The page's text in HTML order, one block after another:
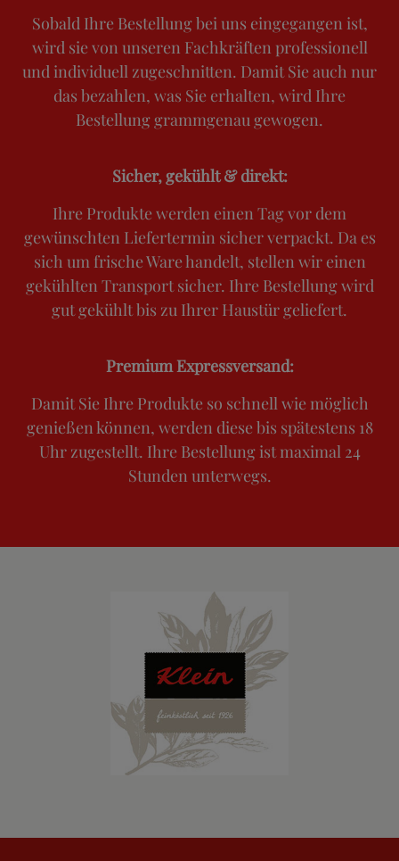
Sobald Ihre Bestellung bei uns eingegangen ist,
wird sie von unseren Fachkräften professionell
und individuell zugeschnitten. Damit Sie auch nur
das bezahlen, was Sie erhalten, wird Ihre
Bestellung grammgenau gewogen.
Sicher, gekühlt & direkt:
Ihre Produkte werden einen Tag vor dem
gewünschten Liefertermin sicher verpackt. Da es
sich um frische Ware handelt, stellen wir einen
gekühlten Transport sicher. Ihre Bestellung wird
gut gekühlt bis zu Ihrer Haustür geliefert.
Premium Expressversand:
Damit Sie Ihre Produkte so schnell wie möglich
genießen können, werden diese bis spätestens 18
Uhr zugestellt. Ihre Bestellung ist maximal 24
Stunden unterwegs.